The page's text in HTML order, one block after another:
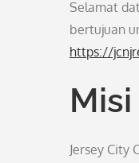
Selamat
bertujuan
https://
Jersey City